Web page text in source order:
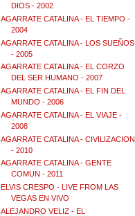
DIOS - 2002
AGARRATE CATALINA - EL TIEMPO -
2004
AGARRATE CATALINA - LOS SUEÑOS
- 2005
AGARRATE CATALINA - EL CORZO
DEL SER HUMANO - 2007
AGARRATE CATALINA - EL FIN DEL
MUNDO - 2006
AGARRATE CATALINA - EL VIAJE -
2008
AGARRATE CATALINA - CIVILIZACION
- 2010
AGARRATE CATALINA - GENTE
COMUN - 2011
ELVIS CRESPO - LIVE FROM LAS
VEGAS EN VIVO
ALEJANDRO VELIZ - EL